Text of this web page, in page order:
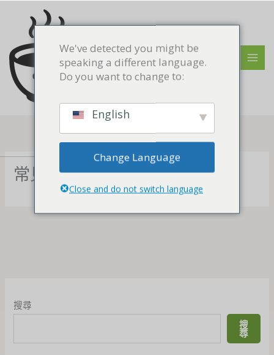
content
搜尋
搜
尋
常見問題
We've detected you might be
speaking a different language.
Do you want to change to:
English
Change Language
Close and do not switch language